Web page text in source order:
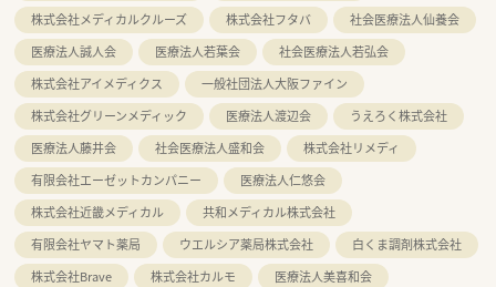
株式会社メディカルクルーズ
株式会社フタバ
社会医療法人仙養会
医療法人誠人会
医療法人若葉会
社会医療法人若弘会
株式会社アイメディクス
一般社団法人大阪ファイン
株式会社グリーンメディック
医療法人渡辺会
うえろく株式会社
医療法人藤井会
社会医療法人盛和会
株式会社リメディ
有限会社エーゼットカンパニー
医療法人仁悠会
株式会社近畿メディカル
共和メディカル株式会社
有限会社ヤマト薬局
ウエルシア薬局株式会社
白くま調剤株式会社
株式会社Brave
株式会社カルモ
医療法人美喜和会